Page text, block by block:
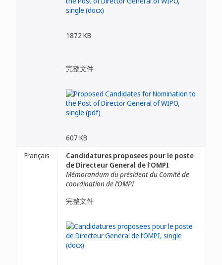
1872 KB
完整文件
607 KB
Français
Candidatures proposees pour le poste
de Directeur General de l’OMPI
Mémorandum du président du Comité de
coordination de l’OMPI
完整文件